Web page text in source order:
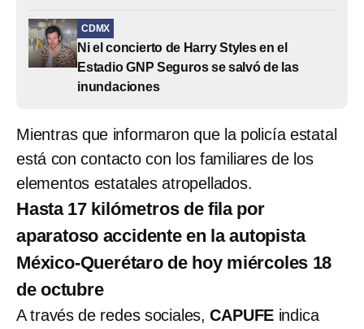
CDMX
Ni el concierto de Harry Styles en el
Estadio GNP Seguros se salvó de las
inundaciones
Mientras que informaron que la policía estatal
está con contacto con los familiares de los
elementos estatales atropellados.
Hasta 17 kilómetros de fila por
aparatoso accidente en la autopista
México-Querétaro de hoy miércoles 18
de octubre
A través de redes sociales,CAPUFE indica